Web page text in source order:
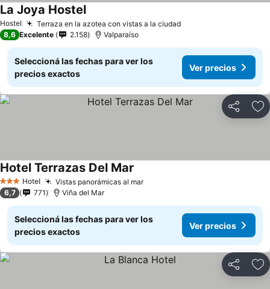
Hostel Terraza en la azotea con vistas a la ciudad
La Joya Hostel
8,6 Excelente 2.158 Valparaíso
Seleccioná las fechas para ver los
precios exactos
Ver precios
Compartir
3 Estrellas
Hotel Vistas panorámicas al mar
Hotel Terrazas Del Mar
6,7 771 Viña del Mar
Seleccioná las fechas para ver los
precios exactos
Ver precios
Compartir